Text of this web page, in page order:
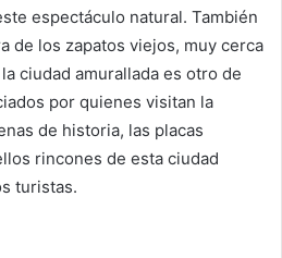
espectáculo natural. También
de los zapatos viejos, muy cerca
ciudad amurallada es otro de
por quienes visitan la
de historia, las placas
rincones de esta ciudad
turistas.